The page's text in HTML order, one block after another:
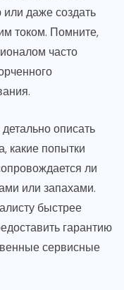
или даже создать
током. Помните,
часто
описать
какие попытки
ли
или запахами.
быстрее
гарантию
сервисные